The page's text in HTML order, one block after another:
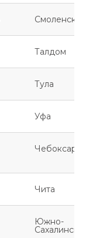
Смоленск
Талдом
Тула
Уфа
Чебоксары
Чита
Южно-
Сахалинск